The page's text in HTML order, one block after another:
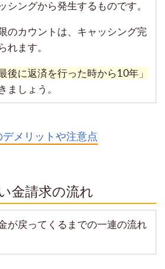
シングから発生するものです。
のカウントは、キャッシング完
れます。
後に返済を行った時から10年」
ましょう。
メリットや注意点
金請求の流れ
が戻ってくるまでの一連の流れ